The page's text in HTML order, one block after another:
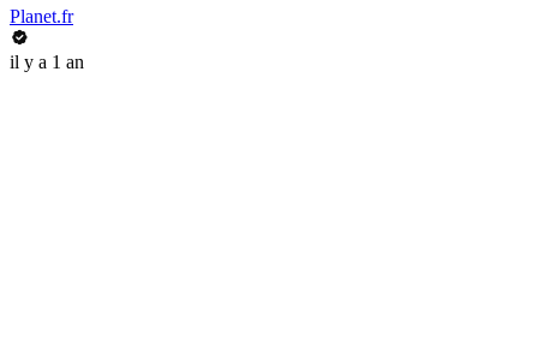
Planet.fr
il y a 1 an